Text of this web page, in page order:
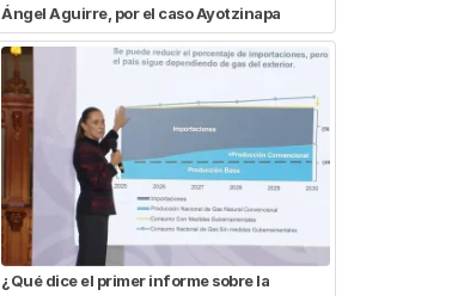
Ángel Aguirre, por el caso Ayotzinapa
¿Qué dice el primer informe sobre la